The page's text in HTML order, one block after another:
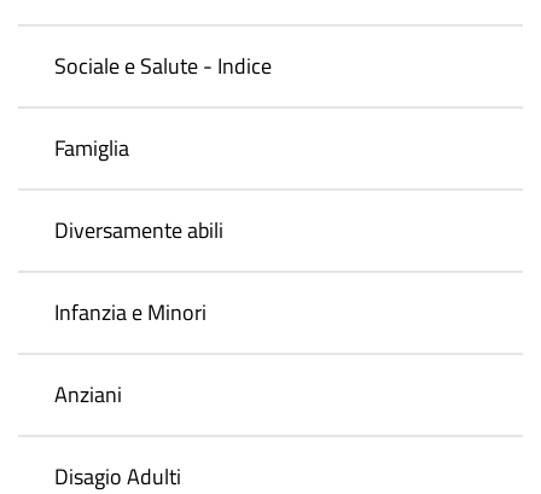
Sociale e Salute - Indice
Famiglia
Diversamente abili
Infanzia e Minori
Anziani
Disagio Adulti